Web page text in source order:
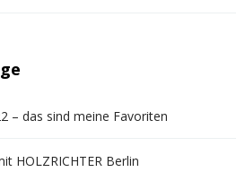
– das sind meine Favoriten
HOLZRICHTER Berlin